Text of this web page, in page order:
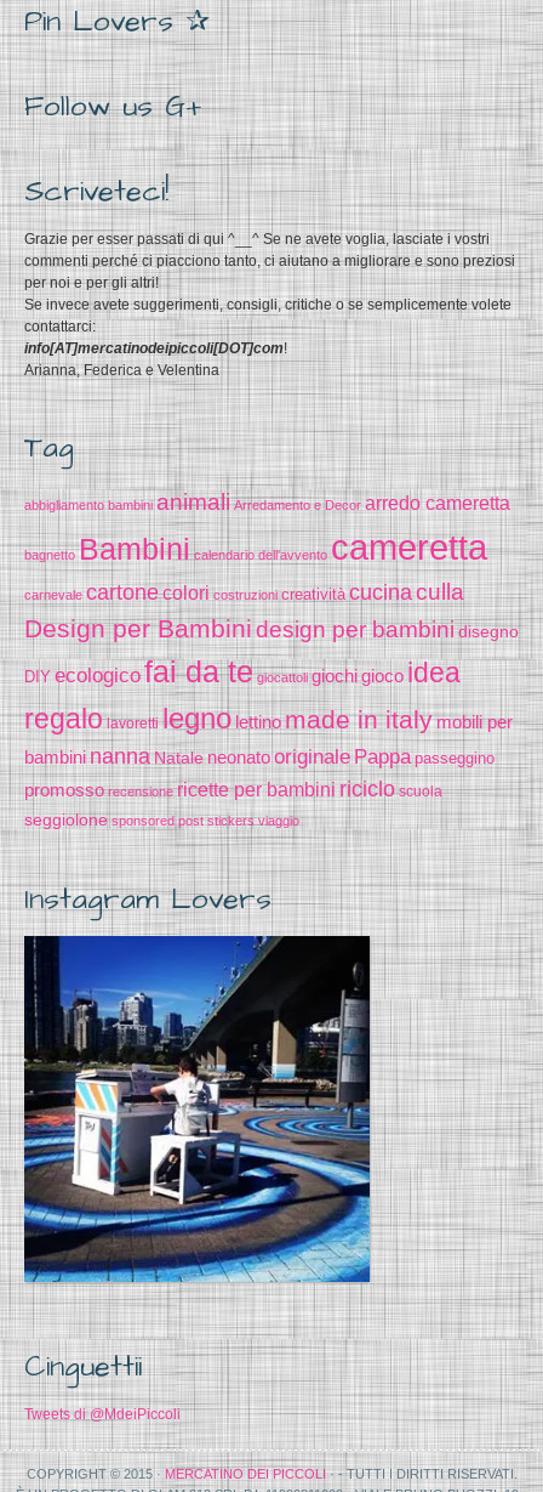
Pin Lovers ✰
Follow us G+
Scriveteci!
Grazie per esser passati di qui ^__^ Se ne avete voglia, lasciate i vostri
commenti perché ci piacciono tanto, ci aiutano a migliorare e sono preziosi
per noi e per gli altri!
Se invece avete suggerimenti, consigli, critiche o se semplicemente volete
contattarci:
info[AT]mercatinodeipiccoli[DOT]com!
Arianna, Federica e Velentina
Tag
abbigliamento bambini animali Arredamento e Decor arredo cameretta
bagnetto Bambini calendario dell'avvento cameretta
carnevale cartonecolori costruzioni creatività cucinaculla
Design per Bambinidesign per bambinidisegno
DIY ecologicofai da te giocattoli giochigioco idea
regalo lavoretti legno lettinomade in italymobili per
bambininannaNataleneonatooriginale Pappa passeggino
promosso recensione ricette per bambini riciclo scuola
seggiolone sponsored post stickers viaggio
Instagram Lovers
Cinguettii
Tweets di @MdeiPiccoli
COPYRIGHT © 2015 · MERCATINO DEI PICCOLI · - TUTTI I DIRITTI RISERVATI.